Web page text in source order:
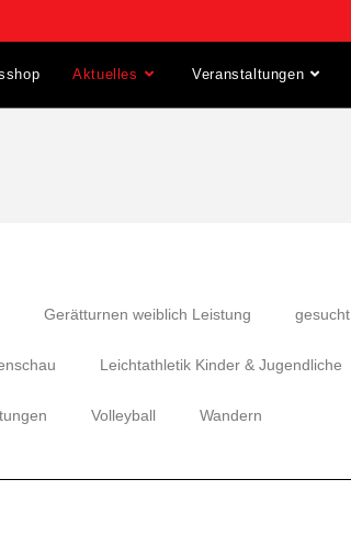
Aktuelles Veranstaltungen
Gerätturnen weiblich Leistung gesucht
Leichtathletik Kinder & Jugendliche
Volleyball Wandern